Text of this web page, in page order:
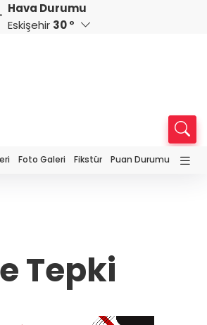
CAD
34,0172
Hava Durumu
Eskişehir 30 °
Foto Galeri Fikstür Puan Durumu
Tepki